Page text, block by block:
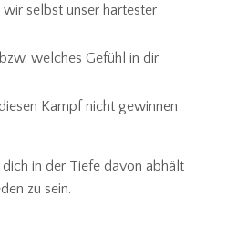
selbst unser härtester
welches Gefühl in dir
Kampf nicht gewinnen
in der Tiefe davon abhält
zu sein.